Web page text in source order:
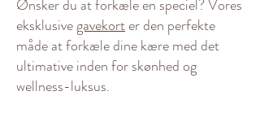
Ønsker du at forkæle en speciel? Vores
eksklusivegavekorter den perfekte
måde at forkæle dine kære med det
ultimative inden for skønhed og
wellness-luksus.